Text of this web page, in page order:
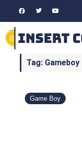
Tag:
Game Boy